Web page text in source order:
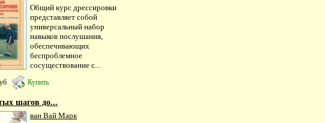
Общий курс дрессировки
представляет собой
универсальный набор
навыков послушания,
обеспечивающих
беспроблемное
сосуществование с...
Купить
шагов до...
ван Вай Марк